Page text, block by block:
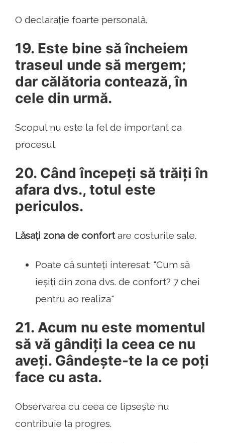
O declarație foarte personală.
19. Este bine să încheiem
traseul unde să mergem;
dar călătoria contează, în
cele din urmă.
Scopul nu este la fel de important ca
procesul.
20. Când începeți să trăiți în
afara dvs., totul este
periculos.
Lăsați zona de confortare costurile sale.
Poate că sunteți interesat: "Cum să
ieșiți din zona dvs. de confort? 7 chei
pentru ao realiza"
21. Acum nu este momentul
să vă gândiți la ceea ce nu
aveți. Gândește-te la ce poți
face cu asta.
Observarea cu ceea ce lipsește nu
contribuie la progres.